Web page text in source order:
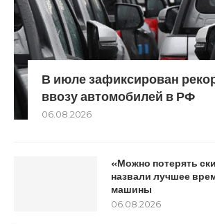
В июле зафиксирован
ввозу автомобилей в РФ
06.08.2026
«Можно потерять
назвали лучшее
машины
06.08.2026